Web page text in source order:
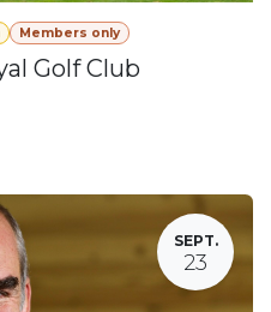
Members only
Golf Club
SEPT.
23